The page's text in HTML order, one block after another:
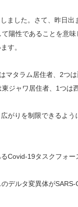
ました。さて、昨日出
陽性であることを意
す。
マタラム居住者、2つ
ジャワ居住者、1つは
がりを制限できるよ
Covid-19タスクフォー
デルタ変異体が